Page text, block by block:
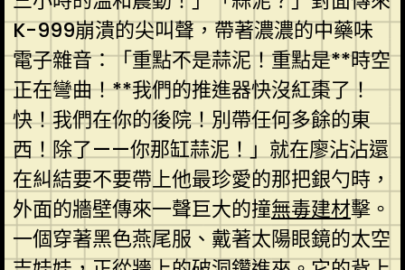
K-999崩潰的尖叫聲，帶著濃濃的中藥味
電子雜音：「重點不是蒜泥！重點是**時空
正在彎曲！**我們的推進器快沒紅棗了！
快！我們在你的後院！別帶任何多餘的東
西！除了——你那缸蒜泥！」就在廖沾沾還
在糾結要不要帶上他最珍愛的那把銀勺時，
外面的牆壁傳來一聲巨大的撞無毒建材擊。
一個穿著黑色燕尾服、戴著太陽眼鏡的太空